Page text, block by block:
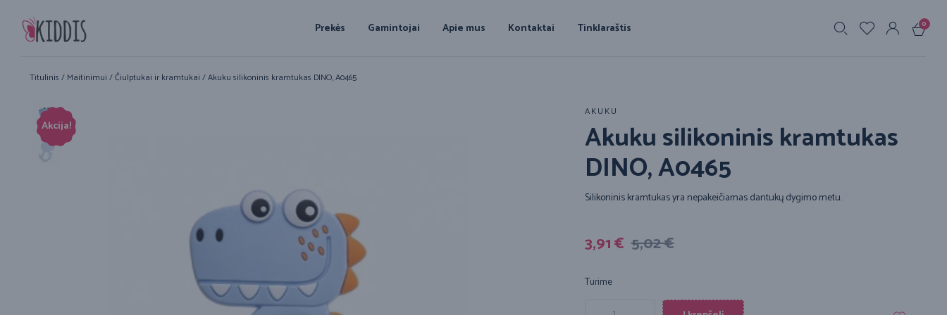
Prekės Gamintojai Apie mus Kontaktai Tinklaraštis 0
Titulinis / Maitinimui /Čiulptukai ir kramtukai / Akuku silikoninis kramtukas DINO, A0465
Akcija!
AKUKU
Akuku silikoninis kramtukas
DINO, A0465
Silikoninis kramtukas yra nepakeičiamas dantukų dygimo metu.
5,02€
3,91€
Turime